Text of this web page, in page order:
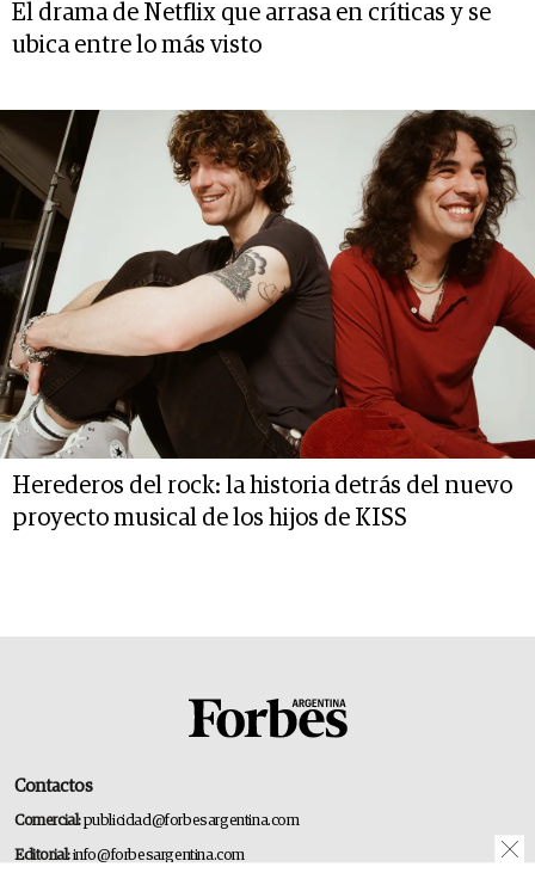
El drama de Netflix que arrasa en críticas y se
ubica entre lo más visto
Herederos del rock: la historia detrás del nuevo
proyecto musical de los hijos de KISS
Contactos
Comercial:publicidad@forbesargentina.com
Editorial:info@forbesargentina.com